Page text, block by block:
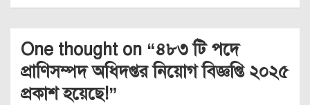
One thought on “৪৮৩ টি পদে
প্রাণিসম্পদ অধিদপ্তর নিয়োগ বিজ্ঞপ্তি ২০২৫
প্রকাশ হয়েছে!”